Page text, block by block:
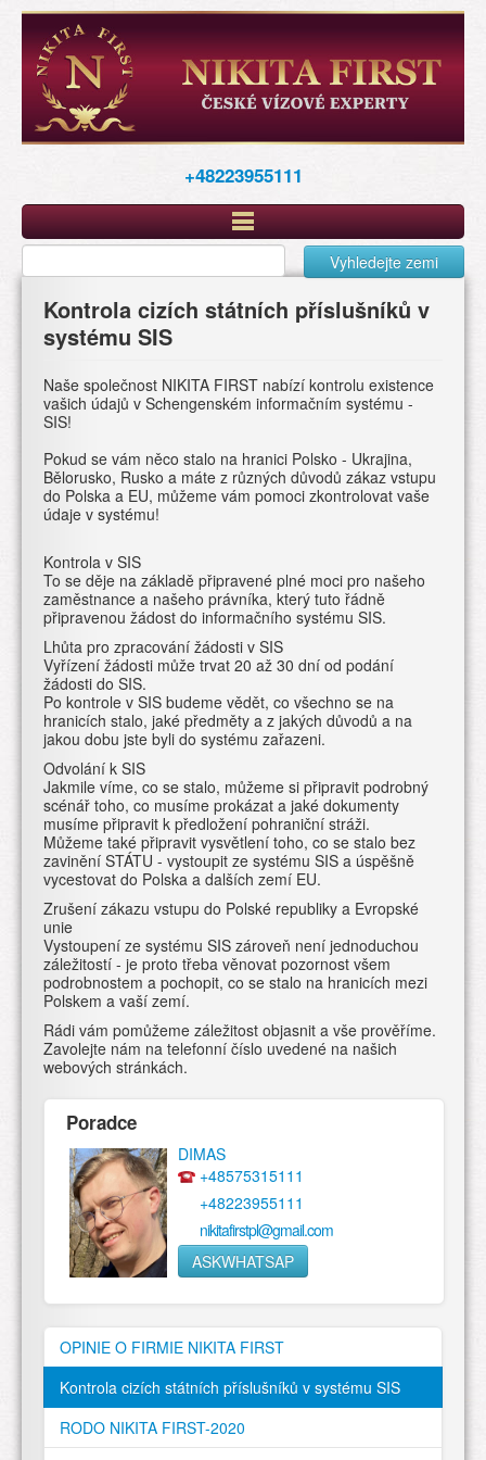
Перейти
основному
содержанию
+48223955111
Vyhledejte zemi
Kontrola cizích státních příslušníků v
systému SIS
Naše společnost NIKITA FIRST nabízí kontrolu existence
vašich údajů v Schengenském informačním systému -
SIS!
Pokud se vám něco stalo na hranici Polsko - Ukrajina,
Bělorusko, Rusko a máte z různých důvodů zákaz vstupu
do Polska a EU, můžeme vám pomoci zkontrolovat vaše
údaje v systému!
Kontrola v SIS
To se děje na základě připravené plné moci pro našeho
zaměstnance a našeho právníka, který tuto řádně
připravenou žádost do informačního systému SIS.
Lhůta pro zpracování žádosti v SIS
Vyřízení žádosti může trvat 20 až 30 dní od podání
žádosti do SIS.
Po kontrole v SIS budeme vědět, co všechno se na
hranicích stalo, jaké předměty a z jakých důvodů a na
jakou dobu jste byli do systému zařazeni.
Odvolání k SIS
Jakmile víme, co se stalo, můžeme si připravit podrobný
scénář toho, co musíme prokázat a jaké dokumenty
musíme připravit k předložení pohraniční stráži.
Můžeme také připravit vysvětlení toho, co se stalo bez
zavinění STÁTU - vystoupit ze systému SIS a úspěšně
vycestovat do Polska a dalších zemí EU.
Zrušení zákazu vstupu do Polské republiky a Evropské
unie
Vystoupení ze systému SIS zároveň není jednoduchou
záležitostí - je proto třeba věnovat pozornost všem
podrobnostem a pochopit, co se stalo na hranicích mezi
Polskem a vaší zemí.
Rádi vám pomůžeme záležitost objasnit a vše prověříme.
Zavolejte nám na telefonní číslo uvedené na našich
webových stránkách.
Poradce
DIMAS
+48575315111
+48223955111
nikitafirstpl@gmail.com
ASKWHATSAP
OPINIE O FIRMIE NIKITA FIRST
Kontrola cizích státních příslušníků v systému SIS
RODO NIKITA FIRST-2020